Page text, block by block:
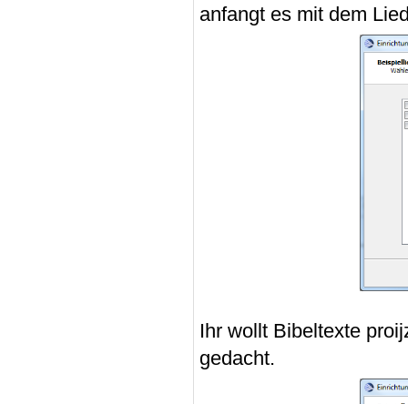
anfangt es mit dem
Ihr wollt Bibeltexte
gedacht.